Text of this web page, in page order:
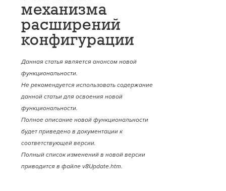
механизма
расширений
конфигурации
Данная статья является анонсом новой
функциональности.
Не рекомендуется использовать содержание
данной статьи для освоения новой
функциональности.
Полное описание новой функциональности
будет приведено в документации к
соответствующей версии.
Полный список изменений в новой версии
приводится в файле v8Update.htm.